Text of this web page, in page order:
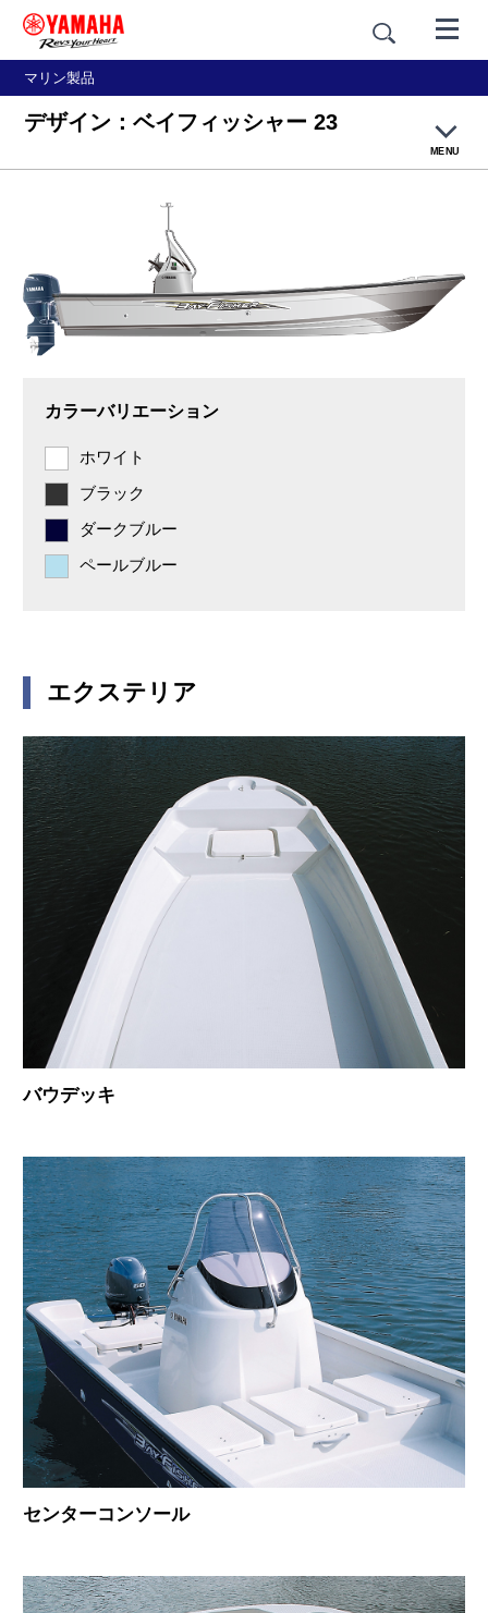
マリン製品
デザイン：ベイフィッシャー 23
MENU
主要諸元・価格例
カラーバリエーション
ホワイト
ブラック
ダークブルー
ペールブルー
エクステリア
バウデッキ
センターコンソール